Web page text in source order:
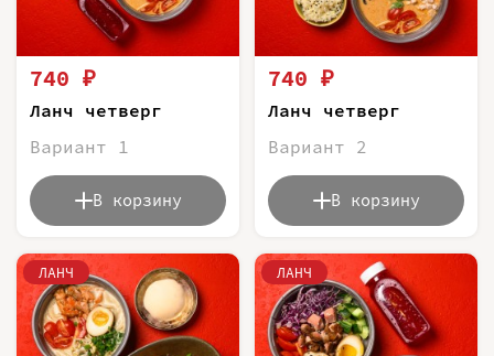
740 ₽
Ланч четверг
Вариант 1
В корзину
740 ₽
Ланч четверг
Вариант 2
В корзину
ЛАНЧ ЛАНЧ